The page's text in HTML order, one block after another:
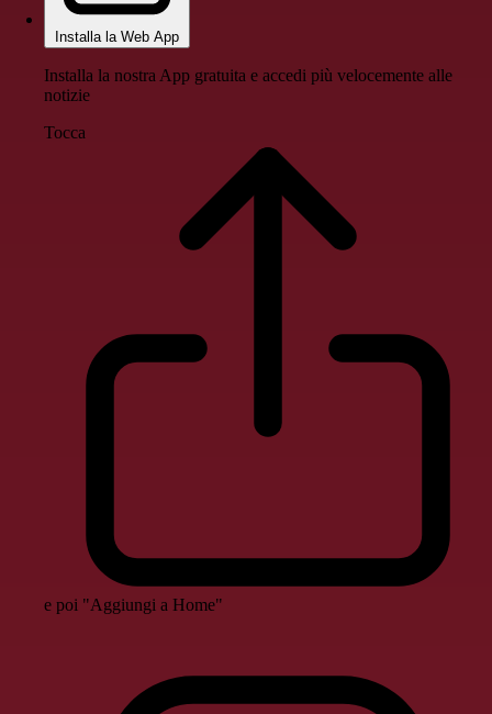
Installa la Web App
Installa la nostra App gratuita e accedi più velocemente alle
notizie
Tocca
e poi "Aggiungi a Home"